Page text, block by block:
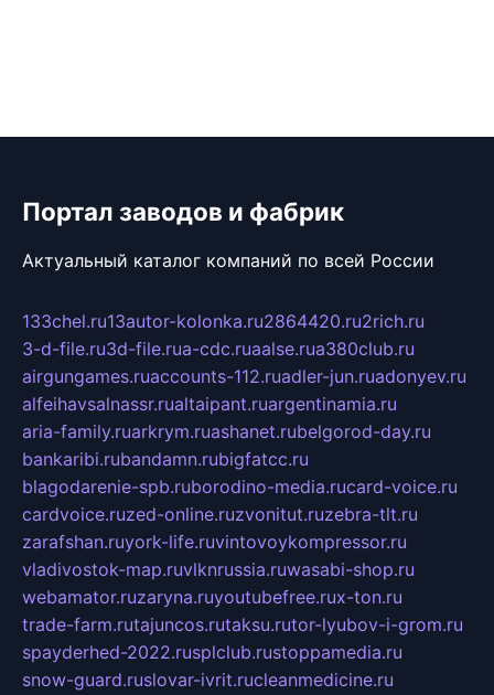
Портал заводов и фабрик
Актуальный каталог компаний по всей России
133chel.ru13autor-kolonka.ru2864420.ru2rich.ru
3-d-file.ru3d-file.rua-cdc.ruaalse.rua380club.ru
airgungames.ruaccounts-112.ruadler-jun.ruadonyev.ru
alfeihavsalnassr.rualtaipant.ruargentinamia.ru
aria-family.ruarkrym.ruashanet.rubelgorod-day.ru
bankaribi.rubandamn.rubigfatcc.ru
blagodarenie-spb.ruborodino-media.rucard-voice.ru
cardvoice.ruzed-online.ruzvonitut.ruzebra-tlt.ru
zarafshan.ruyork-life.ruvintovoykompressor.ru
vladivostok-map.ruvlknrussia.ruwasabi-shop.ru
webamator.ruzaryna.ruyoutubefree.rux-ton.ru
trade-farm.rutajuncos.rutaksu.rutor-lyubov-i-grom.ru
spayderhed-2022.rusplclub.rustoppamedia.ru
snow-guard.ruslovar-ivrit.rucleanmedicine.ru